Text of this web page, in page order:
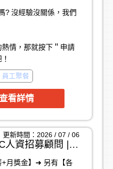
獎金(依績效)
禮金 |
聚餐 |
進修課程 | 福委會 |
? 沒經驗沒關係，我們
情，那就按下＂申請
人才主動搜尋募集、
期間事務
出的人力資源問題
作excel報表
業務
員工聚餐
看詳情
【內部職缺】IMC人資招募顧問 | 台南市東區
更新時間：2026 / 07 / 06
月獎金】➜ 另有【各